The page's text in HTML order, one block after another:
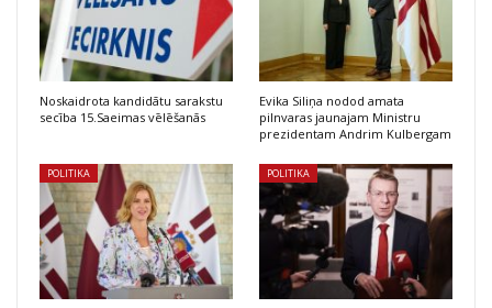
Noskaidrota kandidātu sarakstu
secība 15.Saeimas vēlēšanās
Evika Siliņa nodod amata
pilnvaras jaunajam Ministru
prezidentam Andrim Kulbergam
POLITIKA POLITIKA